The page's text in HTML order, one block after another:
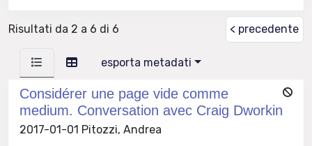
Risultati da 2 a 6 di 6 < precedente
esporta metadati
Considérer une page vide comme
medium. Conversation avec Craig Dworkin
2017-01-01 Pitozzi, Andrea